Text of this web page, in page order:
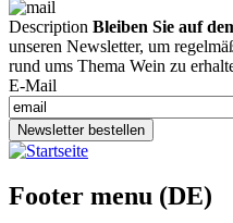
Description Bleiben Sie auf
unseren Newsletter, um
rund ums Thema Wein zu
E-Mail
Newsletter bestellen
Footer menu (DE)